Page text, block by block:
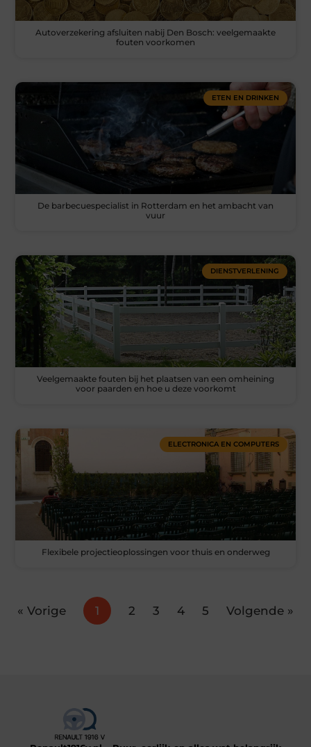
Autoverzekering afsluiten nabij Den Bosch: veelgemaakte
fouten voorkomen
ETEN EN DRINKEN
De barbecuespecialist in Rotterdam en het ambacht van
vuur
DIENSTVERLENING
Veelgemaakte fouten bij het plaatsen van een omheining
voor paarden en hoe u deze voorkomt
ELECTRONICA EN COMPUTERS
Flexibele projectieoplossingen voor thuis en onderweg
« Vorige 1 2 3 4 5 Volgende »